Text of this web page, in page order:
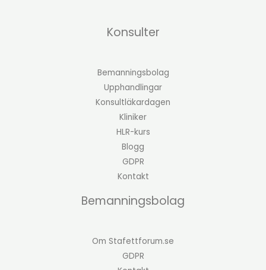
Konsulter
Bemanningsbolag
Upphandlingar
Konsultläkardagen
Kliniker
HLR-kurs
Blogg
GDPR
Kontakt
Bemanningsbolag
Om Stafettforum.se
GDPR